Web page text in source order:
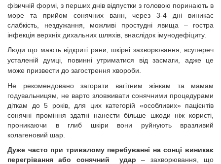
фізичній формі, з перших днів відпустки з головою поринають в
море та прийом сонячних ванн, через 3-4 дні виникає
слабкість, нездужання, можливі простудні явища – гостра
інфекція верхніх дихальних шляхів, внаслідок імунодефіциту.
Люди що мають відкриті рани, шкірні захворювання, всупереч
усталеній думці, повинні утриматися від засмаги, адже це
може призвести до загострення хвороби.
Не рекомендовано загорати вагітним жінкам та мамам
годувальницям, не варто зловживати сонячними процедурами
діткам до 5 років, для цих категорій «особливих» пацієнтів
сонячні проміння здатні нанести більше шкоди ніж користі,
проникаючи в глиб шкіри вони руйнують вразливий
колагеновий шар.
Дуже часто при тривалому перебуванні на сонці виникає
перегрівання або сонячний удар – захворювання, що